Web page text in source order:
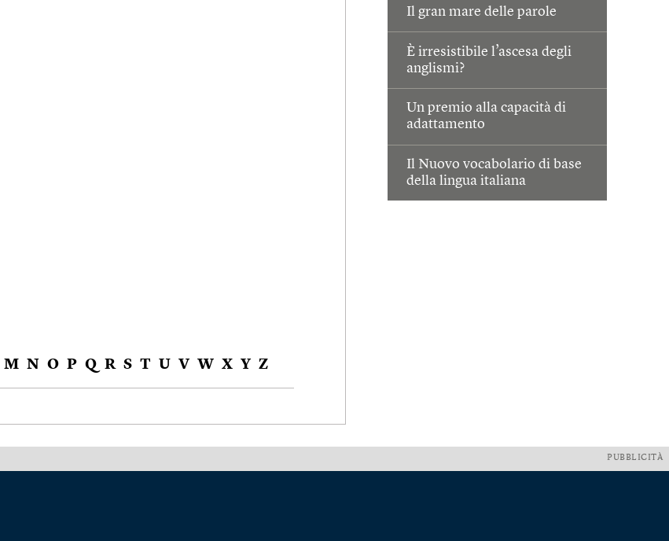
Il gran mare delle parole
È irresistibile l’ascesa degli
anglismi?
Un premio alla capacità di
adattamento
Il Nuovo vocabolario di base
della lingua italiana
M N O P Q R S T U V W X Y Z
PUBBLICITÀ